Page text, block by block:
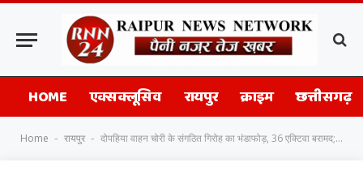
HOME एक्सक्लूसिव रायपुर क्राइम छत्तीसगढ़
Home - रायपुर - दोपहिया वाहन चोरी के संगठित गिरोह का भंडाफोड़, 36 एक्टिवा बरामद; मुख्य आरोपी रोशन रात्रे सहित 21 गिरफ्तार, 19.80 लाख का माल जब्त